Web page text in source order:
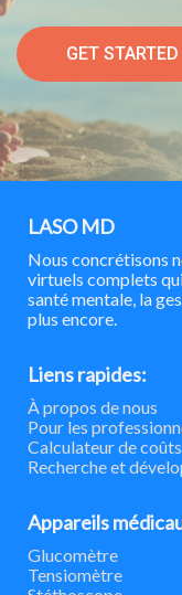
GET STARTED
LASO MD
Nous concrétisons
virtuels complets
santé mentale, la
plus encore.
Liens rapides:
À propos de nous
Pour les
Calculateur de coûts
Recherche et
Appareils
Glucomètre
Tensiomètre